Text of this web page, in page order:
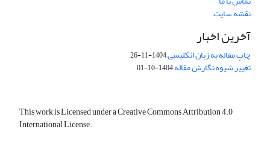
نقشه سایت
آخرین اخبار
چاپ مقاله به زبان انگلیسی1404-11-26
تغییر شیوه نگارش مقاله1404-10-01
This work is Licensed under a Creative Commons Attribution 4.0
International License.